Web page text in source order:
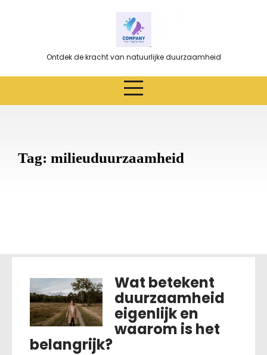
Ontdek de kracht van natuurlijke duurzaamheid
Tag: milieuduurzaamheid
Wat betekent
duurzaamheid
eigenlijk en
waarom is het
belangrijk?